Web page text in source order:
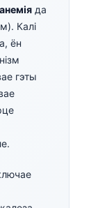
да
Калі
ён
гэты